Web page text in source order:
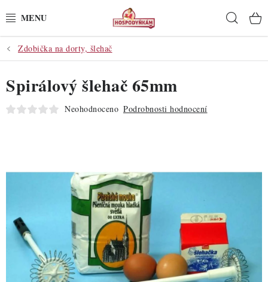
na
POTŘEBY
POMŮCKY
SUROVINY
PRO OSLAVY
POCHUTINY
ZDRAVÉ PEČENÍ
Zdobička na dorty, šlehač
Spirálový šlehač 65mm
Neohodnoceno Podrobnosti hodnocení